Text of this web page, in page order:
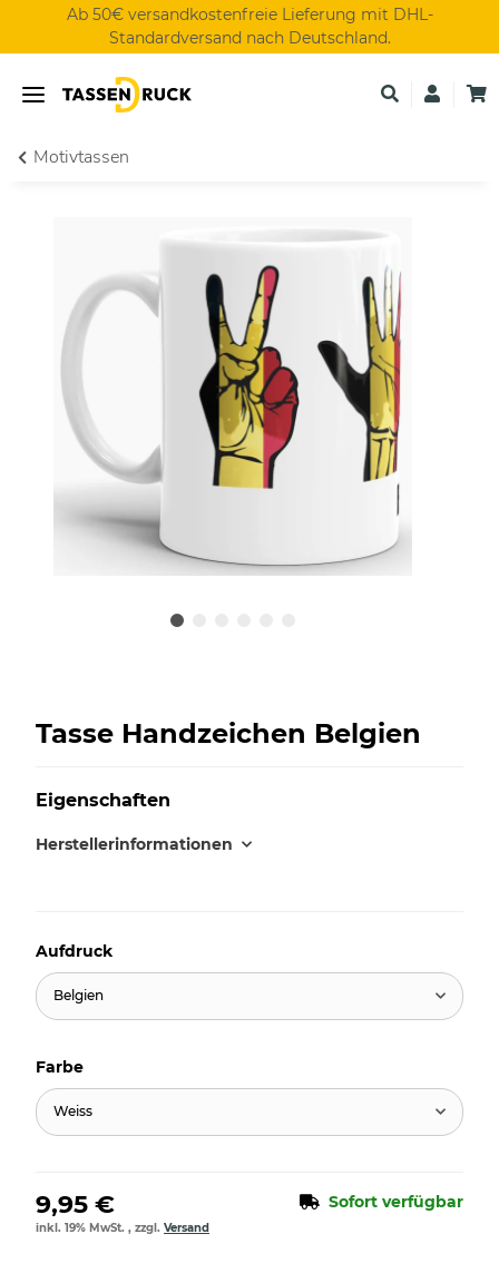
Ab 50€ versandkostenfreie Lieferung mit DHL-
Standardversand nach Deutschland.
Motivtassen
Tasse Handzeichen Belgien
Eigenschaften
Herstellerinformationen
Aufdruck
Belgien
Farbe
Weiss
9,95 € Sofort verfügbar
inkl. 19% MwSt. , zzgl. Versand